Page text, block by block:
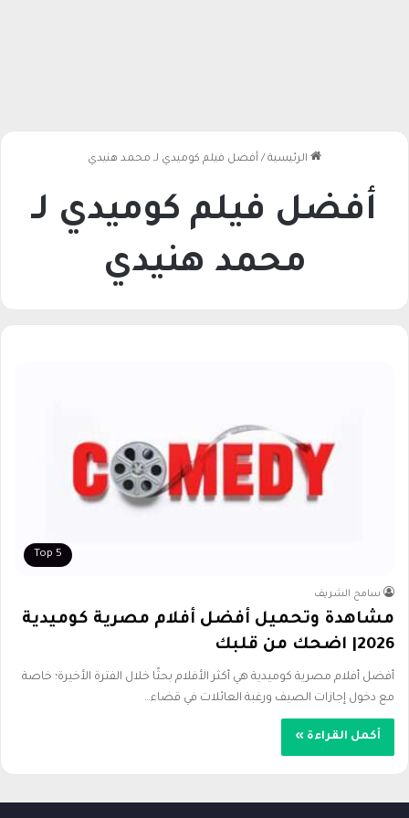
الرئيسية / أفضل فيلم كوميدي لـ محمد هنيدي
أفضل فيلم كوميدي لـ
محمد هنيدي
Top 5
سامح الشريف
مشاهدة وتحميل أفضل أفلام مصرية كوميدية
2026| اضحك من قلبك
أفضل أفلام مصرية كوميدية هي أكثر الأفلام بحثًا خلال الفترة الأخيرة؛ خاصة
مع دخول إجازات الصيف ورغبة العائلات في قضاء…
أكمل القراءة »